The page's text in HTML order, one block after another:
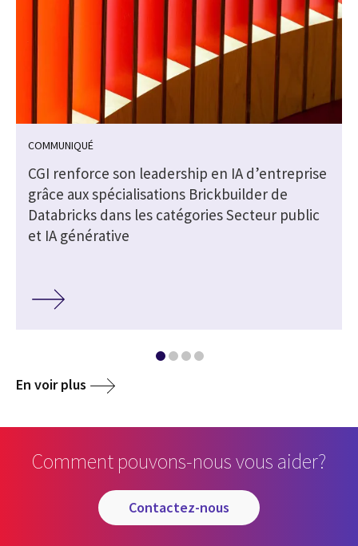
COMMUNIQUÉ
CGI renforce son leadership en IA d’entreprise
grâce aux spécialisations Brickbuilder de
Databricks dans les catégories Secteur public
et IA générative
En voir plus
Comment pouvons-nous vous aider?
contactez-nous